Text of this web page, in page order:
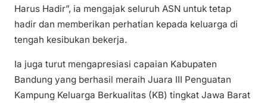
Harus Hadir”, ia mengajak seluruh ASN untuk tetap
hadir dan memberikan perhatian kepada keluarga di
tengah kesibukan bekerja.
Ia juga turut mengapresiasi capaian Kabupaten
Bandung yang berhasil meraih Juara III Penguatan
Kampung Keluarga Berkualitas (KB) tingkat Jawa Barat